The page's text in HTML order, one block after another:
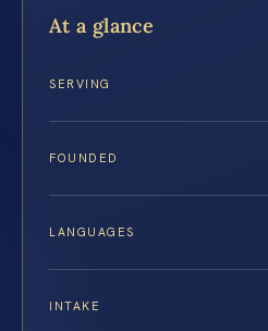
At a glance
SERVING
FOUNDED
LANGUAGES
INTAKE